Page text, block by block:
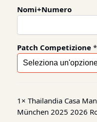
Nomi+Numero
Patch Competizione *
1× Thailandia Casa
München 2025 2026